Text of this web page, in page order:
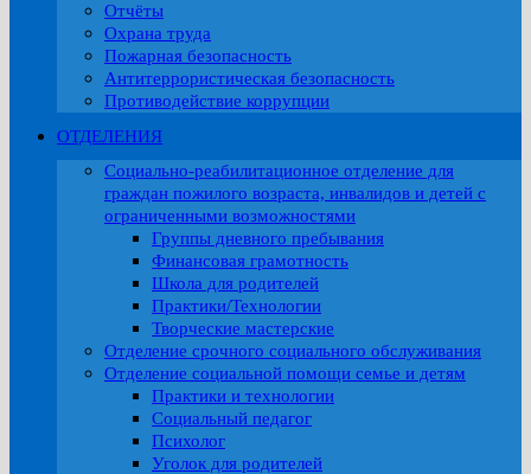
Отчёты
Охрана труда
Пожарная безопасность
Антитеррористическая безопасность
Противодействие коррупции
ОТДЕЛЕНИЯ
Социально-реабилитационное отделение для
граждан пожилого возраста, инвалидов и детей с
ограниченными возможностями
Группы дневного пребывания
Финансовая грамотность
Школа для родителей
Практики/Технологии
Творческие мастерские
Отделение срочного социального обслуживания
Отделение социальной помощи семье и детям
Практики и технологии
Социальный педагог
Психолог
Уголок для родителей